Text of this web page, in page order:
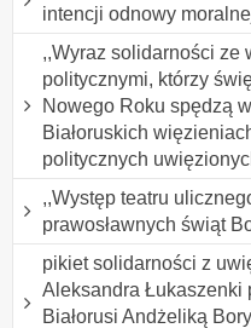
intencji odnowy
,,Wyraz solidarności ze
politycznymi, którzy
Nowego Roku spędzą
Białoruskich
politycznych
,,Występ teatru
prawosławnych świąt
pikiet solidarności z
Aleksandra Łukaszenki
Białorusi Andżeliką